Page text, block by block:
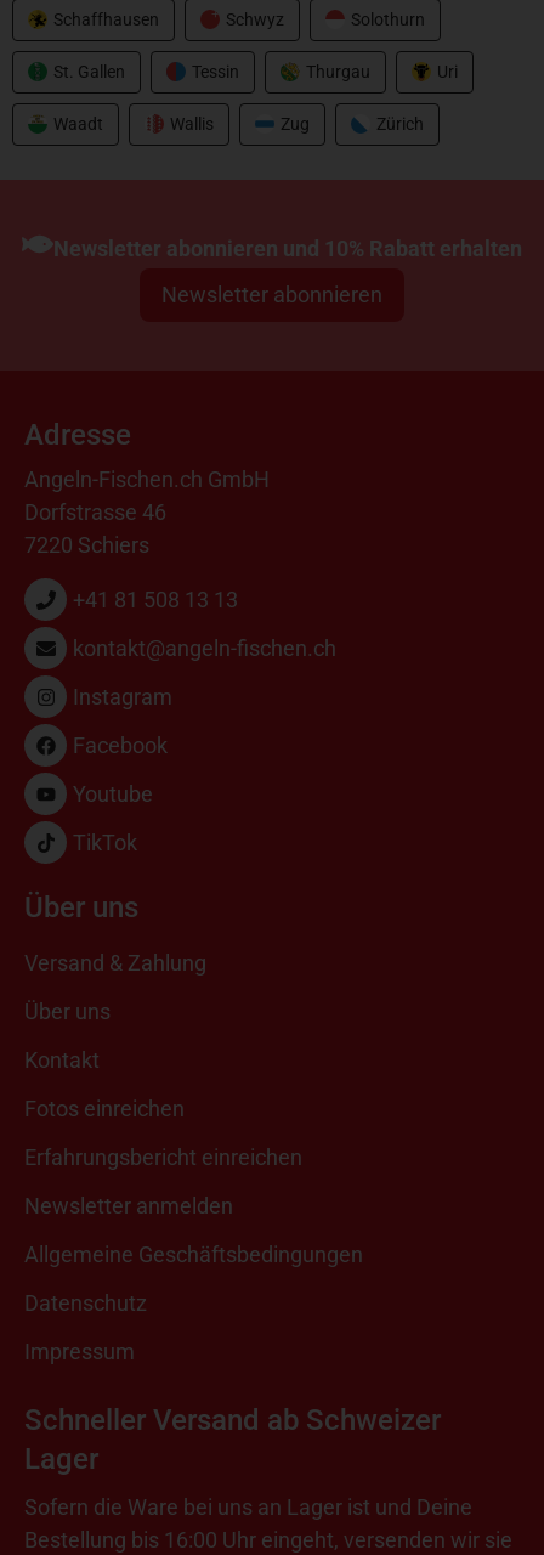
Schaffhausen Schwyz Solothurn
St. Gallen Tessin Thurgau Uri
Waadt Wallis Zug Zürich
Newsletter abonnieren und 10% Rabatt erhalten
Newsletter abonnieren
Adresse
Angeln-Fischen.ch GmbH
Dorfstrasse 46
7220 Schiers
+41 81 508 13 13
kontakt@angeln-fischen.ch
Instagram
Facebook
Youtube
TikTok
Über uns
Versand & Zahlung
Über uns
Kontakt
Fotos einreichen
Erfahrungsbericht einreichen
Newsletter anmelden
Allgemeine Geschäftsbedingungen
Datenschutz
Impressum
Schneller Versand ab Schweizer
Lager
Sofern die Ware bei uns an Lager ist und Deine
Bestellung bis 16:00 Uhr eingeht, versenden wir sie